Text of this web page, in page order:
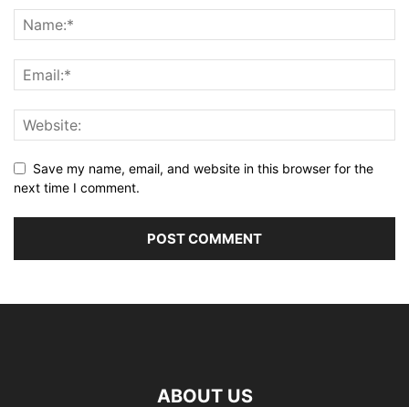
Save my name, email, and website in this browser for the
next time I comment.
ABOUT US